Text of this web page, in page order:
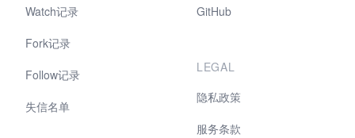
Watch记录
Fork记录
Follow记录
失信名单
GitHub
LEGAL
隐私政策
服务条款